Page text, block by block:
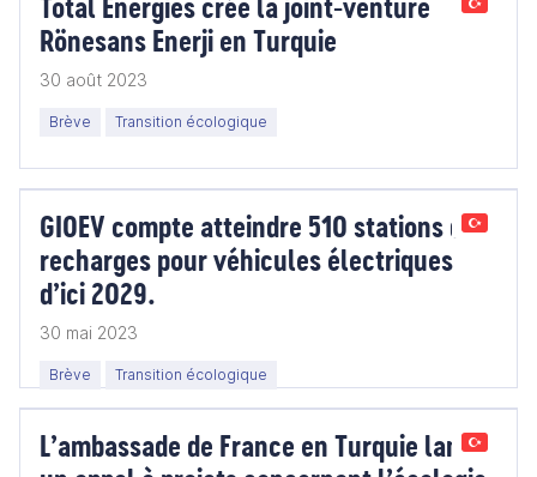
Rönesans Enerji en Turquie
30 août 2023
Brève Transition écologique
GIOEV compte atteindre 510 stations de
recharges pour véhicules électriques
d’ici 2029.
30 mai 2023
Brève Transition écologique
L’ambassade de France en Turquie lance